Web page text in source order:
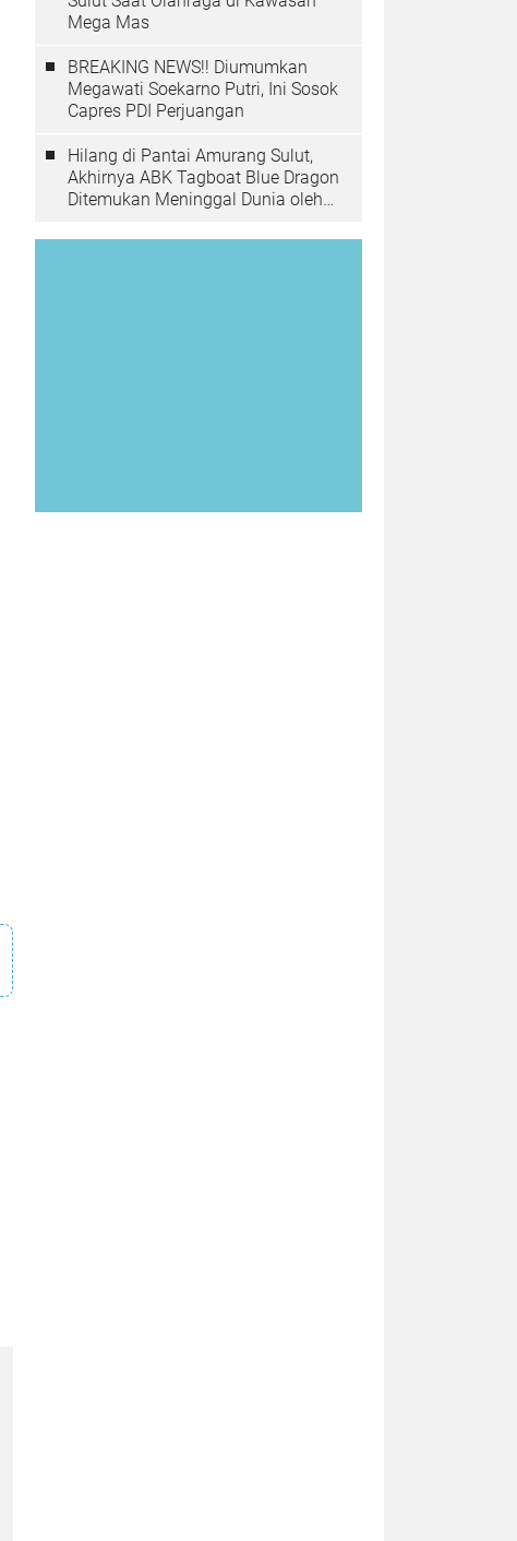
Mega Mas
BREAKING NEWS!! Diumumkan
Megawati Soekarno Putri, Ini Sosok
Capres PDI Perjuangan
Hilang di Pantai Amurang Sulut,
Akhirnya ABK Tagboat Blue Dragon
Ditemukan Meninggal Dunia oleh